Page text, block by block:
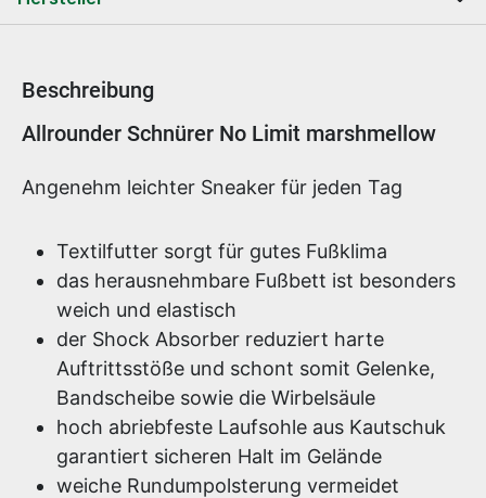
Beschreibung
Produktinformationen
Allrounder Schnürer No Limit marshmellow
Angenehm leichter Sneaker für jeden Tag
Textilfutter sorgt für gutes Fußklima
das herausnehmbare Fußbett ist besonders
weich und elastisch
der Shock Absorber reduziert harte
Auftrittsstöße und schont somit Gelenke,
Bandscheibe sowie die Wirbelsäule
hoch abriebfeste Laufsohle aus Kautschuk
garantiert sicheren Halt im Gelände
weiche Rundumpolsterung vermeidet